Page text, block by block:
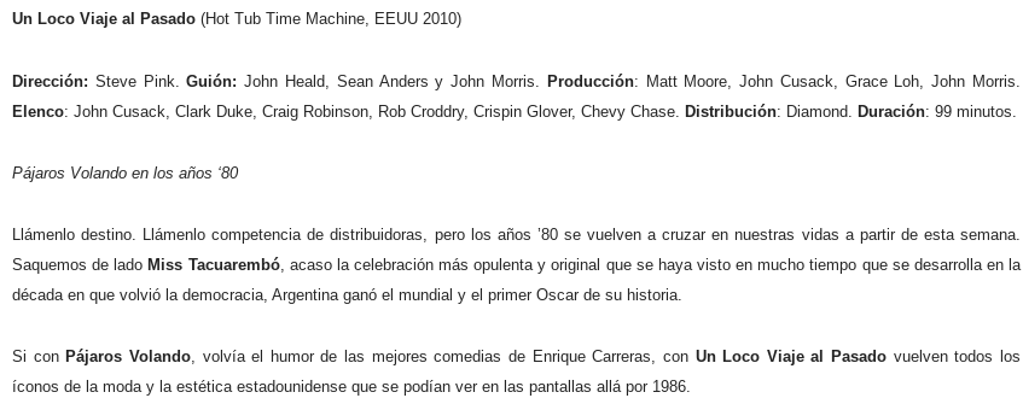
Un Loco Viaje al Pasado (Hot Tub Time Machine, EEUU 2010)
Dirección: Steve Pink. Guión: John Heald, Sean Anders y John Morris. Producción: Matt Moore, John Cusack, Grace Loh, John Morris.
Elenco: John Cusack, Clark Duke, Craig Robinson, Rob Croddry, Crispin Glover, Chevy Chase. Distribución: Diamond. Duración: 99 minutos.
Pájaros Volando en los años ‘80
Llámenlo destino. Llámenlo competencia de distribuidoras, pero los años ’80 se vuelven a cruzar en nuestras vidas a partir de esta semana.
Saquemos de lado Miss Tacuarembó, acaso la celebración más opulenta y original que se haya visto en mucho tiempo que se desarrolla en la
década en que volvió la democracia, Argentina ganó el mundial y el primer Oscar de su historia.
Si con Pájaros Volando, volvía el humor de las mejores comedias de Enrique Carreras, con Un Loco Viaje al Pasado vuelven todos los
íconos de la moda y la estética estadounidense que se podían ver en las pantallas allá por 1986.